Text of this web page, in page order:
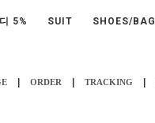
5% SUIT SHOES/BAG
ORDER TRACKING